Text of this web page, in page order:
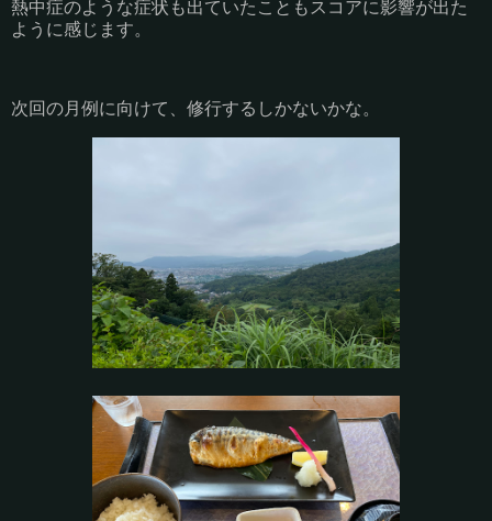
熱中症のような症状も出ていたこともスコアに影響が出た
ように感じます。
次回の月例に向けて、修行するしかないかな。